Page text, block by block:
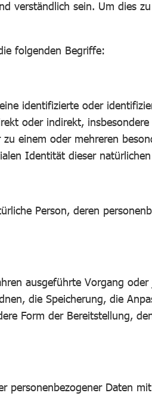
verständlich sein. Um dies
folgenden Begriffe:
identifizierte oder
oder indirekt,
einem oder mehreren
Identität dieser
Person, deren
ausgeführte Vorgang
die Speicherung, die
Form der Bereitstellung,
personenbezogener Daten